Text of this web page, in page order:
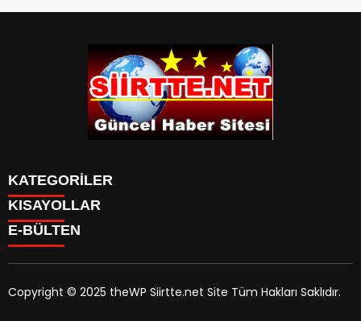
KATEGORİLER
SPOR
Eruh Haberleri
KISAYOLLAR
MANSET
SAĞLIK
E-BÜLTEN
Copyright © 2025 theWP Siirtte.net Site Tüm Hakları Saklıdır.